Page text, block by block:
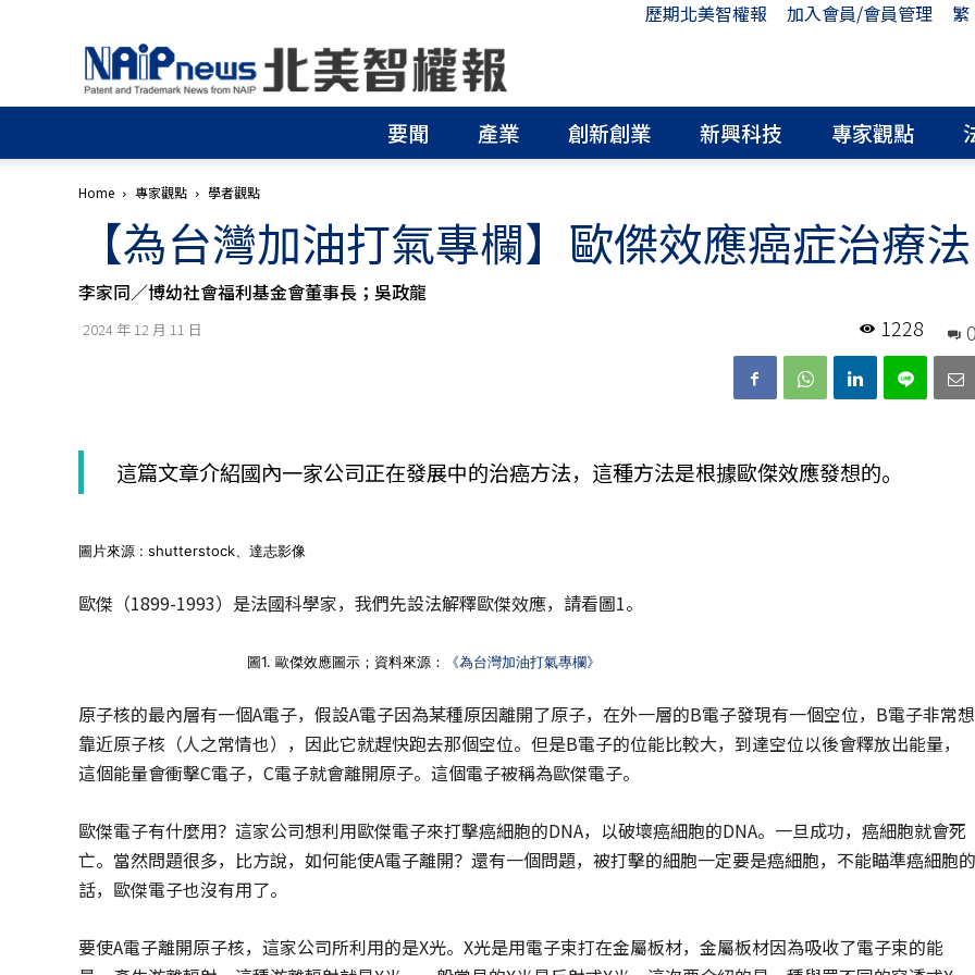
歷期北美智權報 加入會員/會員管理
繁
北
美
智
權
│
申
請
│
商
析
財
權
顧
問
專
佈
局
│
美
專
利
要聞 產業 創新創業 新興科技 專家觀點
Home 專家觀點 學者觀點
【為台灣加油打氣專欄】歐傑效應癌症治療法
李家同／博幼社會福利基金會董事長；吳政龍
2024 年 12 月 11 日 1228
這篇文章介紹國內一家公司正在發展中的治癌方法，這種方法是根據歐傑效應發想的。
圖片來源 : shutterstock、達志影像
歐傑（1899-1993）是法國科學家，我們先設法解釋歐傑效應，請看圖1。
圖1. 歐傑效應圖示；資料來源： 《為台灣加油打氣專欄》
原子核的最內層有一個A電子，假設A電子因為某種原因離開了原子，在外一層的B電子發現有一個空位，B電子非常想
靠近原子核（人之常情也），因此它就趕快跑去那個空位。但是B電子的位能比較大，到達空位以後會釋放出能量，
這個能量會衝擊C電子，C電子就會離開原子。這個電子被稱為歐傑電子。
歐傑電子有什麼用？這家公司想利用歐傑電子來打擊癌細胞的DNA，以破壞癌細胞的DNA。一旦成功，癌細胞就會死
亡。當然問題很多，比方說，如何能使A電子離開？還有一個問題，被打擊的細胞一定要是癌細胞，不能瞄準癌細胞的
話，歐傑電子也沒有用了。
要使A電子離開原子核，這家公司所利用的是X光。X光是用電子束打在金屬板材，金屬板材因為吸收了電子束的能